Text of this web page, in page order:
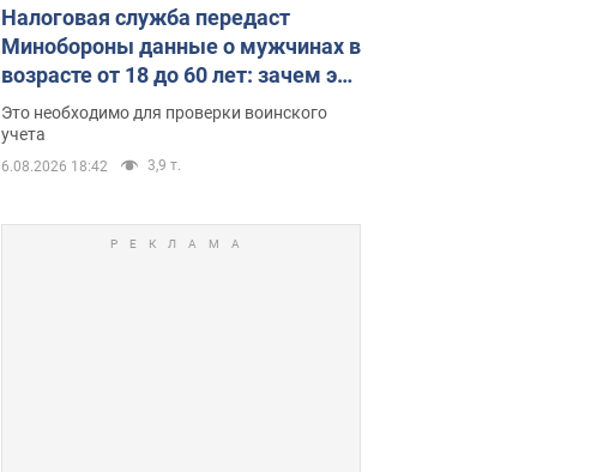
Налоговая служба передаст
Минобороны данные о мужчинах в
возрасте от 18 до 60 лет: зачем это
нужно
Это необходимо для проверки воинского
учета
6.08.2026 18:42 3,9 т.